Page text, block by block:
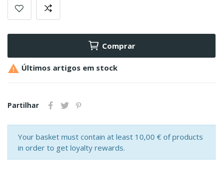
Comprar
 Últimos artigos em stock
Partilhar
Your basket must contain at least 10,00 € of products
in order to get loyalty rewards.